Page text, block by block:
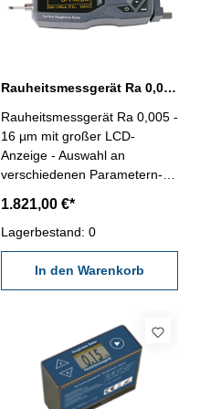
Rauheitsmessgerät Ra 0,005 - 16 µm mit LCD-Anzeige
Rauheitsmessgerät Ra 0,005 -
16 µm mit großer LCD-
Anzeige - Auswahl an
verschiedenen Parametern-
Messung- interner Speicher-
einfache Bedienung-
kompatibel mit internationalen
Standards (ISO, DIN, ANSI,
JIS) Lieferumfang: - 1 x
Messtaster- 1 x verstellbare
Stütze- 1 x Vergleichsplatte- 1
x Sensorschutzkasten- 1 x
Ladegerät- 1 x
Aufbewahrungskoffer
1.821,00 €*
Lagerbestand: 0
In den Warenkorb